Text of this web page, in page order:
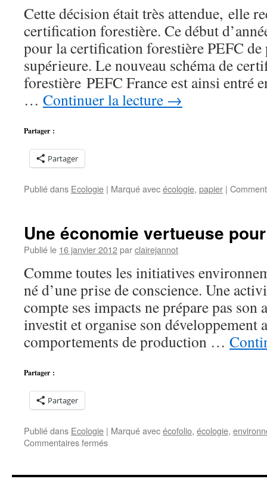
durable
de
forêt
?
Cette décision était très attendue, elle
certification forestière. Ce début
pour la certification forestière PEFC de
supérieure. Le nouveau schéma de
forestière PEFC France est ainsi entré
… Continuer la lecture →
Partager :
Partager
Publié dans Ecologie | Marqué avecécologie, papier |
Une économie vertueuse
Publié le 16 janvier 2012parclairejannot
Comme toutes les initiatives
né d’une prise de conscience. Une
compte ses impacts ne prépare pas son
investit et organise son développement
comportements de production …
Partager :
Partager
Publié dans Ecologie | Marqué avecécofolio, écologie,
Commentaires ferméssur
vertueuse